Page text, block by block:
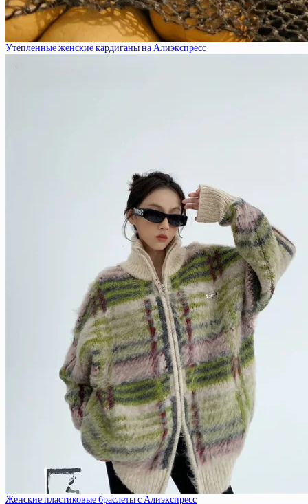
Утепленные женские кардиганы на Алиэкспресс
Женские пластиковые браслеты с Алиэкспресс